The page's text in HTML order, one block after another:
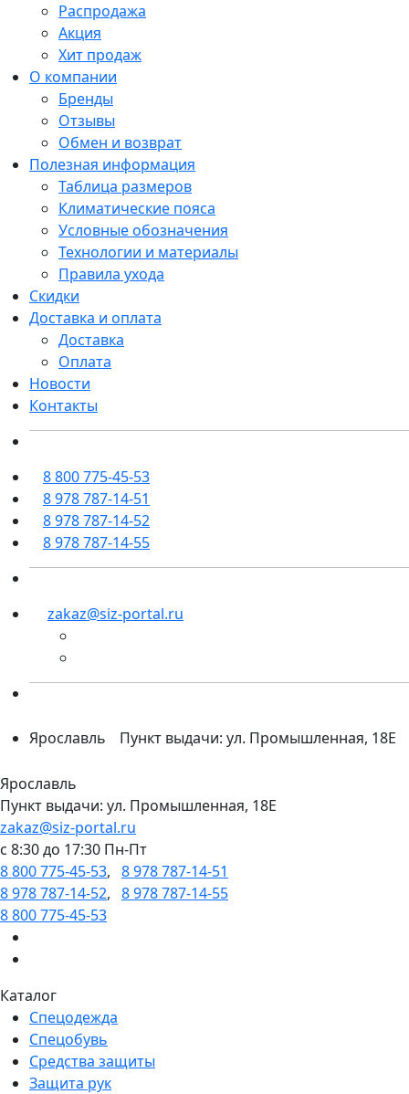
Распродажа
Акция
Хит продаж
О компании
Бренды
Отзывы
Обмен и возврат
Полезная информация
Таблица размеров
Климатические пояса
Условные обозначения
Технологии и материалы
Правила ухода
Скидки
Доставка и оплата
Доставка
Оплата
Новости
Контакты
8 800 775-45-53
8 978 787-14-51
8 978 787-14-52
8 978 787-14-55
zakaz@siz-portal.ru
Ярославль Пункт выдачи: ул. Промышленная, 18Е
Ярославль
Пункт выдачи: ул. Промышленная, 18Е
zakaz@siz-portal.ru
c 8:30 до 17:30 Пн-Пт
8 800 775-45-53, 8 978 787-14-51
8 978 787-14-52, 8 978 787-14-55
8 800 775-45-53
Каталог
Спецодежда
Спецобувь
Средства защиты
Защита рук